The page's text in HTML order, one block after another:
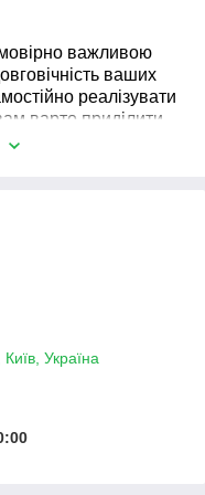
важливою
ваших
реалізувати
варто приділити
монтування
на вашому даху
монтування
термін
тож не потрібно
позаяк від
багато.
батарей
Україна